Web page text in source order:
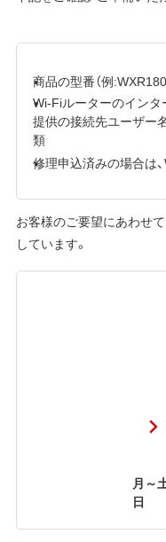
商品の型番（例
Wi-Fiルーターのインタ
提供の接続先ユーザー
類
修理申込済みの場合は、
お客様のご要望にあわせ
しています。
月～
日